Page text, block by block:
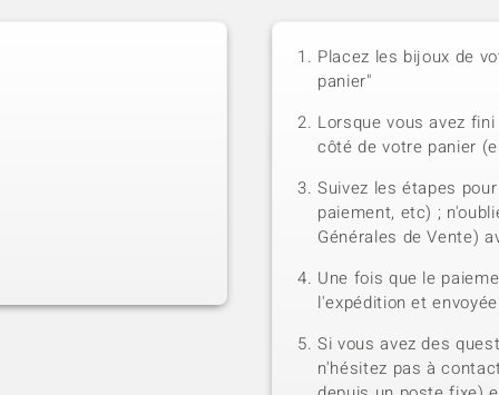
Placez les bijoux de
panier"
Lorsque vous avez
côté de votre panier
Suivez les étapes
paiement, etc) ;
Générales de Vente)
Une fois que le
l'expédition et
Si vous avez des
n'hésitez pas à